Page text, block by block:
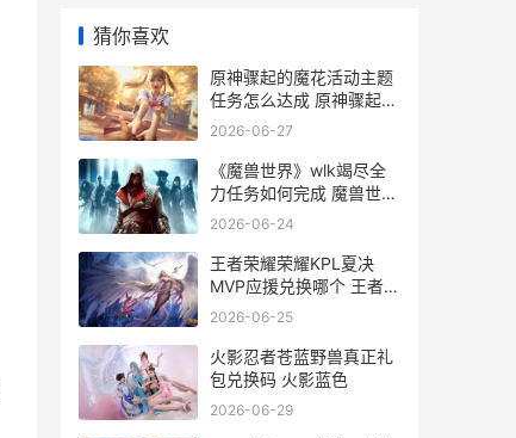
猜你喜欢
原神骤起的魔花活动主题
任务怎么达成 原神骤起的
魔花可以组队吗
2026-06-27
《魔兽世界》wlk竭尽全
力任务如何完成 魔兽世界
wlkT10套哪里换
2026-06-24
王者荣耀荣耀KPL夏决
MVP应援兑换哪个 王者荣
耀荣耀水晶保底多少
2026-06-25
火影忍者苍蓝野兽真正礼
包兑换码 火影蓝色
2026-06-29